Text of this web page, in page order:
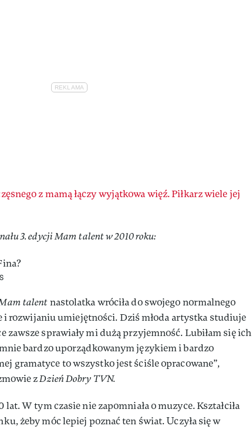
z mamą łączy wyjątkowa więź. Piłkarz wiele jej
3. edycji Mam talent w 2010 roku:
talentnastolatka wróciła do swojego normalnego
i rozwijaniu umiejętności. Dziś młoda artystka studiuje
zawsze sprawiały mi dużą przyjemność. Lubiłam się ich
bardzo uporządkowanym językiem i bardzo
gramatyce to wszystko jest ściśle opracowane”,
zDzień Dobry TVN.
lat. W tym czasie nie zapomniała o muzyce. Kształciła
żeby móc lepiej poznać ten świat. Uczyła się w